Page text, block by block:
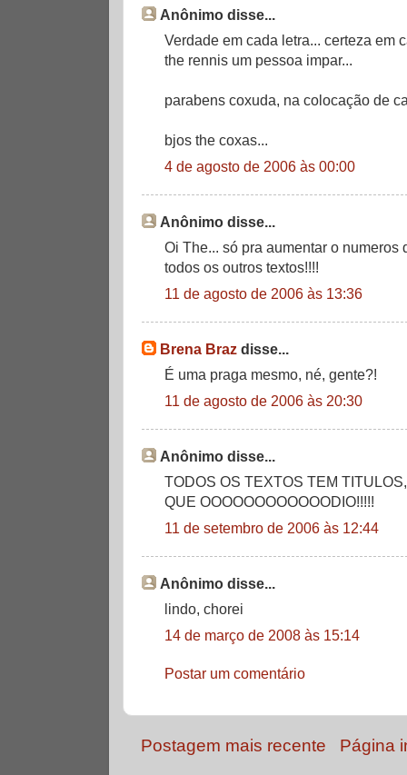
Anônimo disse...
Verdade em cada letra... certeza em
the rennis um pessoa impar...
parabens coxuda, na colocação de
bjos the coxas...
4 de agosto de 2006 às 00:00
Anônimo disse...
Oi The... só pra aumentar o numeros
todos os outros textos!!!!
11 de agosto de 2006 às 13:36
Brena Braz disse...
É uma praga mesmo, né, gente?!
11 de agosto de 2006 às 20:30
Anônimo disse...
TODOS OS TEXTOS TEM
QUE OOOOOOOOOOOODIO!!!!!
11 de setembro de 2006 às 12:44
Anônimo disse...
lindo, chorei
14 de março de 2008 às 15:14
Postar um comentário
Postagem mais recente Página